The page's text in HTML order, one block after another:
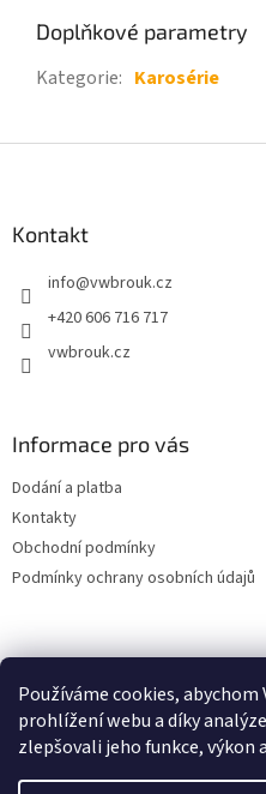
Používáme cookies,
prohlížení webu a díky
zlepšovali jeho funkce, výkon
Doplňkové parametry
Kategorie: Karosérie
Kontakt
info@vwbrouk.cz
+420 606 716 717
vwbrouk.cz
Informace pro vás
Dodání a platba
Kontakty
Obchodní podmínky
Podmínky ochrany osobních údajů